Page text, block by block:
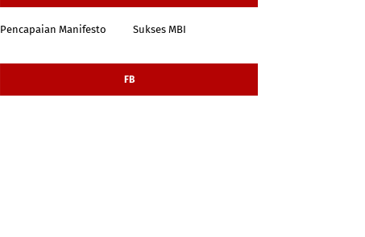
Pencapaian Manifesto Sukses MBI
FB